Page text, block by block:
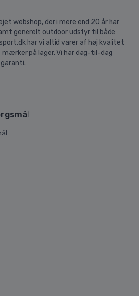
webshop, der i mere end 20 år har
generelt outdoor udstyr til både
har vi altid varer af høj kvalitet
på lager. Vi har dag-til-dag